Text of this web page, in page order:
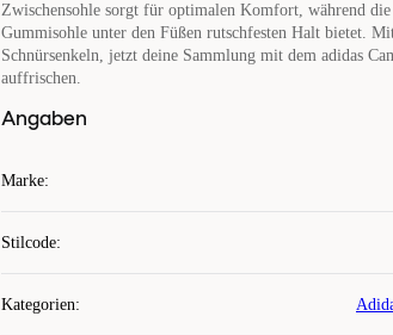
Zwischensohle sorgt für optimalen Komfort, während
Gummisohle unter den Füßen rutschfesten Halt bietet.
Schnürsenkeln, jetzt deine Sammlung mit dem adidas
auffrischen.
Angaben
Marke:
Stilcode:
Kategorien: